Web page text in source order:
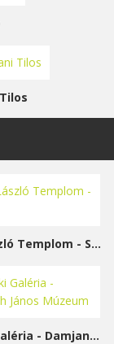
Szent László Templom - Sárvár
Szolnoki Galéria - Damjanich János Múzeum